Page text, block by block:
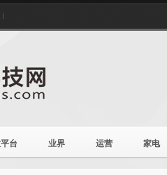
台 业界 运营 家电